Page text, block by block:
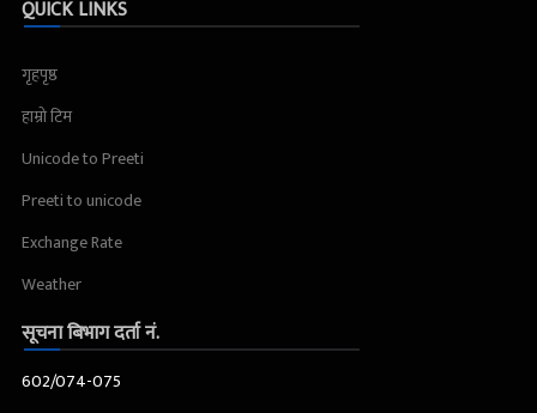
QUICK LINKS
गृहपृष्ठ
हाम्रो टिम
Unicode to Preeti
Preeti to unicode
Exchange Rate
Weather
सूचना बिभाग दर्ता नं.
602/074-075